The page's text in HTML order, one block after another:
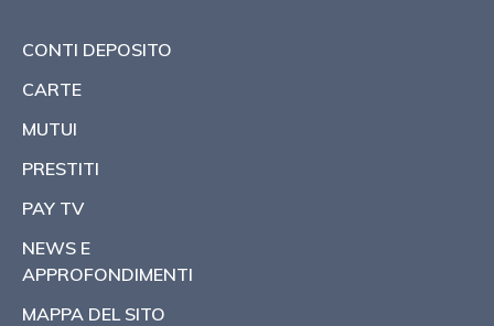
CONTI DEPOSITO
CARTE
MUTUI
PRESTITI
PAY TV
NEWS E
APPROFONDIMENTI
MAPPA DEL SITO